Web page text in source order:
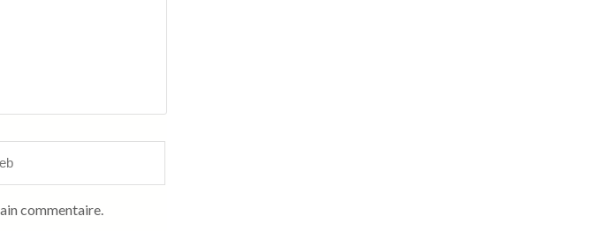
commentaire.